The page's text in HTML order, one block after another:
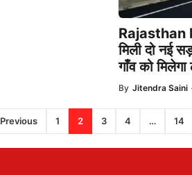
Rajasthan
मिली दो नई
गाँव को मिलेगा
By Jitendra Saini
Previous 1 2 3 4 … 14